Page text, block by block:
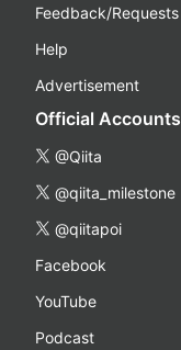
Feedback/Requests
Help
Advertisement
Official Accounts
@Qiita
@qiita_milestone
@qiitapoi
Facebook
YouTube
Podcast